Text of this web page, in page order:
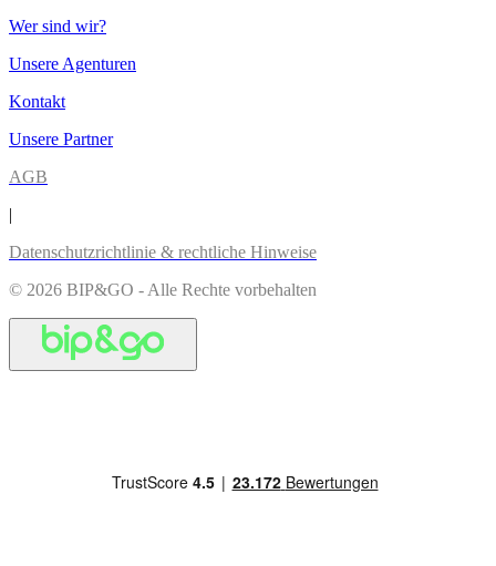
Wer sind wir?
Unsere Agenturen
Kontakt
Unsere Partner
AGB
|
Datenschutzrichtlinie & rechtliche Hinweise
© 2026 BIP&GO - Alle Rechte vorbehalten